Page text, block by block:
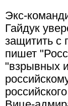
Экс-
Гайдук
защитить с
пишет
"взрывных